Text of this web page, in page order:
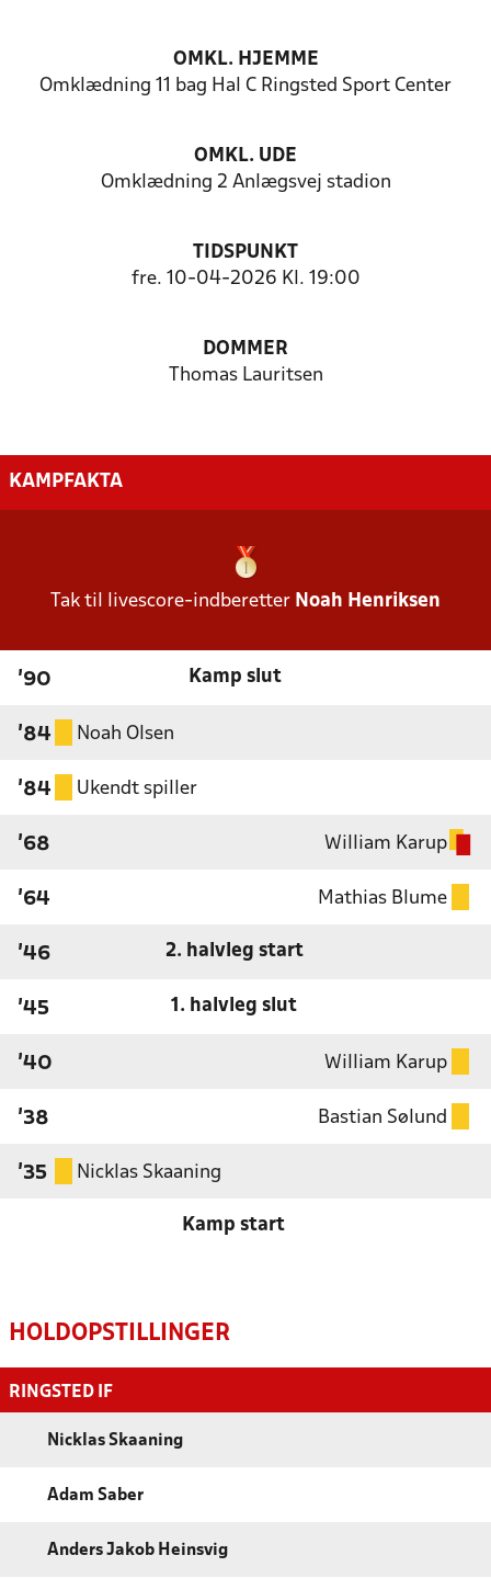
OMKL. HJEMME
Omklædning 11 bag Hal C Ringsted Sport Center
OMKL. UDE
Omklædning 2 Anlægsvej stadion
TIDSPUNKT
fre. 10-04-2026 Kl. 19:00
DOMMER
Thomas Lauritsen
KAMPFAKTA
Tak til livescore-indberetter Noah Henriksen
'90 Kamp slut
'84 Noah Olsen
'84 Ukendt spiller
'68 William Karup
'64 Mathias Blume
'46 2. halvleg start
'45 1. halvleg slut
'40 William Karup
'38 Bastian Sølund
'35 Nicklas Skaaning
Kamp start
HOLDOPSTILLINGER
RINGSTED IF
Nicklas Skaaning
Adam Saber
Anders Jakob Heinsvig